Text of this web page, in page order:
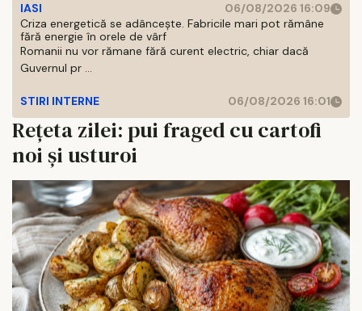
IASI
06/08/2026 16:09
Criza energetică se adâncește. Fabricile mari pot rămâne
fără energie în orele de vârf
Romanii nu vor rămane fără curent electric, chiar dacă
Guvernul pr ...
STIRI INTERNE 06/08/2026 16:01
Rețeta zilei: pui fraged cu cartofi
noi și usturoi